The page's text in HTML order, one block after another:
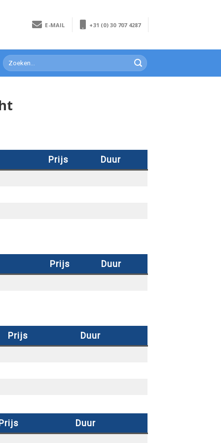
E-MAIL +31 (0) 30 707 4287
Prijs Duur
Prijs Duur
Prijs Duur
Duur